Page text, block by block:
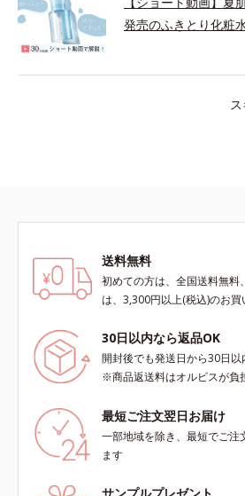
発売のふきとり化粧
送料無料
初めての方は、全国送料無
は、3,300円以上(税込)のお
30日以内なら返品OK
開封後でも発送日から30日
※商品返送料はオルビスが負
最短ご注文翌日お届け
一部地域を除き、最短でご注
ます